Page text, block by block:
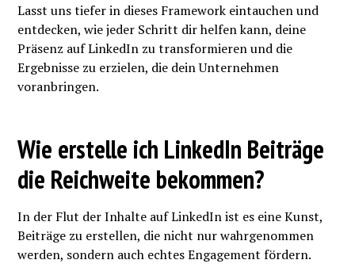
Lasst uns tiefer in dieses Framework eintauchen und
entdecken, wie jeder Schritt dir helfen kann, deine
Präsenz auf LinkedIn zu transformieren und die
Ergebnisse zu erzielen, die dein Unternehmen
voranbringen.
Wie erstelle ich LinkedIn Beiträge
die Reichweite bekommen?
In der Flut der Inhalte auf LinkedIn ist es eine Kunst,
Beiträge zu erstellen, die nicht nur wahrgenommen
werden, sondern auch echtes Engagement fördern.